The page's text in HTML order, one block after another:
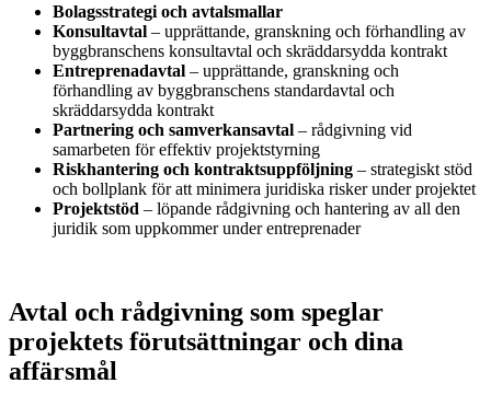
Bolagsstrategi och avtalsmallar
Konsultavtal – upprättande, granskning och förhandling av
byggbranschens konsultavtal och skräddarsydda kontrakt
Entreprenadavtal – upprättande, granskning och
förhandling av byggbranschens standardavtal och
skräddarsydda kontrakt
Partnering och samverkansavtal – rådgivning vid
samarbeten för effektiv projektstyrning
Riskhantering och kontraktsuppföljning – strategiskt stöd
och bollplank för att minimera juridiska risker under projektet
Projektstöd – löpande rådgivning och hantering av all den
juridik som uppkommer under entreprenader
Avtal och rådgivning som speglar
projektets förutsättningar och dina
affärsmål